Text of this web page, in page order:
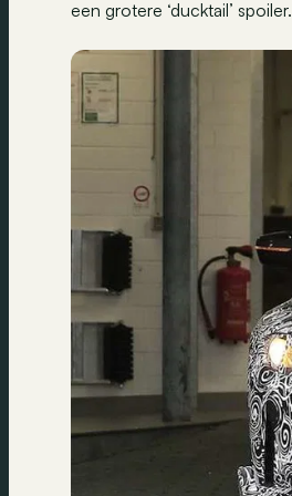
een grotere ‘ducktail’ spoiler.